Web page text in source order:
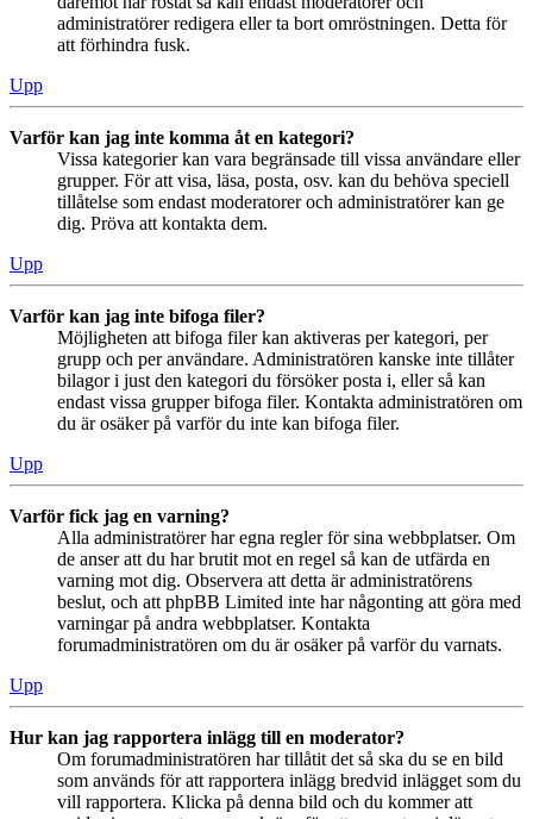
administratörer redigera eller ta bort omröstningen. Detta för
att förhindra fusk.
Upp
Varför kan jag inte komma åt en kategori?
Vissa kategorier kan vara begränsade till vissa användare eller
grupper. För att visa, läsa, posta, osv. kan du behöva speciell
tillåtelse som endast moderatorer och administratörer kan ge
dig. Pröva att kontakta dem.
Upp
Varför kan jag inte bifoga filer?
Möjligheten att bifoga filer kan aktiveras per kategori, per
grupp och per användare. Administratören kanske inte tillåter
bilagor i just den kategori du försöker posta i, eller så kan
endast vissa grupper bifoga filer. Kontakta administratören om
du är osäker på varför du inte kan bifoga filer.
Upp
Varför fick jag en varning?
Alla administratörer har egna regler för sina webbplatser. Om
de anser att du har brutit mot en regel så kan de utfärda en
varning mot dig. Observera att detta är administratörens
beslut, och att phpBB Limited inte har någonting att göra med
varningar på andra webbplatser. Kontakta
forumadministratören om du är osäker på varför du varnats.
Upp
Hur kan jag rapportera inlägg till en moderator?
Om forumadministratören har tillåtit det så ska du se en bild
som används för att rapportera inlägg bredvid inlägget som du
vill rapportera. Klicka på denna bild och du kommer att